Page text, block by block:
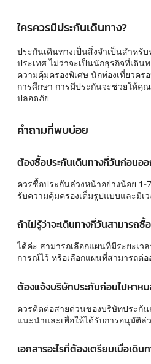
ใครควรมีประกันเดินทาง?
ประกันเดินทางเป็นสิ่งจำเป็นสำหรั
ประเทศ ไม่ว่าจะเป็นนักธุรกิจที่เดิน
ความคุ้มครองพิเศษ นักท่องเที่ยวคร
การศึกษา การมีประกันจะช่วยให้คุ
ปลอดภัย
คำถามที่พบบ่อย
ต้องซื้อประกันเดินทางกี่วันก่อนออ
ควรซื้อประกันล่วงหน้าอย่างน้อย 1-
รับความคุ้มครองเต็มรูปแบบและมีเ
ถ้าไม่รู้ว่าจะเดินทางกี่วันสามารถซื้
ได้ค่ะ สามารถเลือกแผนที่มีระยะเว
การณ์ไว้ หรือเลือกแผนที่สามารถต่อ
ต้องแจ้งบริษัทประกันก่อนไปหาห
ควรติดต่อสายด่วนของบริษัทประกัน
แนะนำและเพื่อให้ได้รับการอนุมัติล่
เอกสารอะไรที่ต้องเตรียมเมื่อเดิน